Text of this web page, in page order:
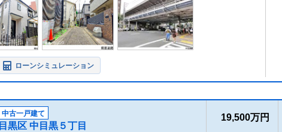
ローンシミュレーション
中古一戸建て
目黒区 中目黒５丁目
19,500万円